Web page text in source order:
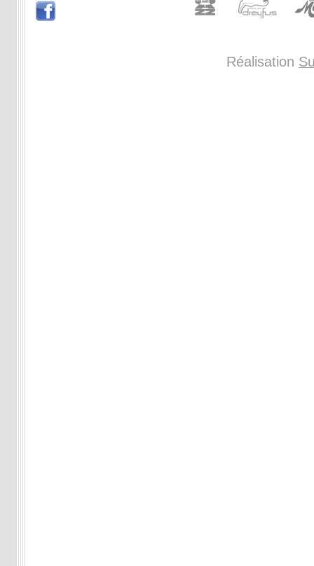
Réalisation